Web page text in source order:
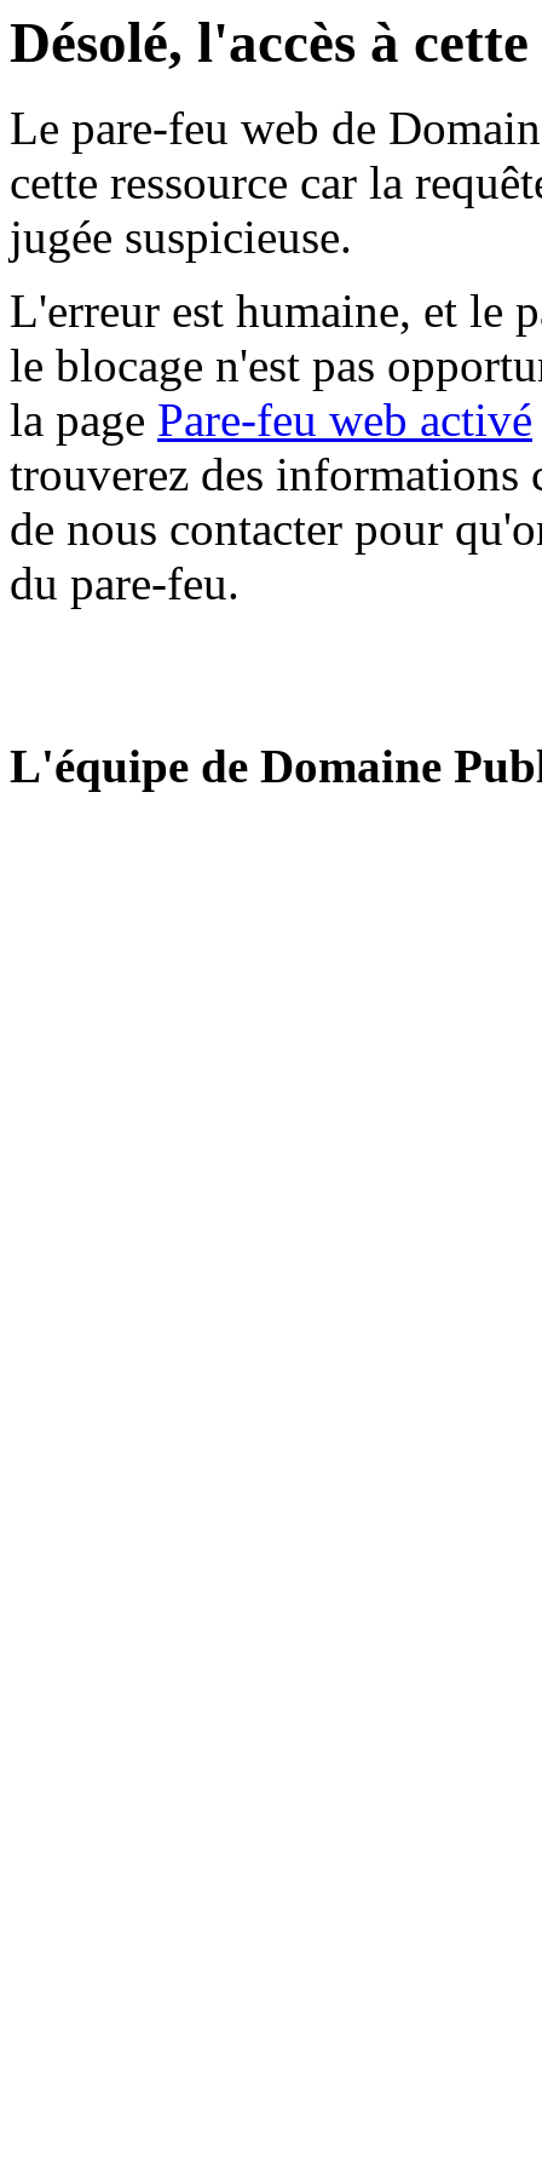
Désolé, l'accès à
Le pare-feu web de
cette ressource car la
jugée suspicieuse.
L'erreur est humaine, et le
le blocage n'est pas
la page Pare-feu web activé
trouverez des informations
de nous contacter pour
du pare-feu.
L'équipe de Domaine